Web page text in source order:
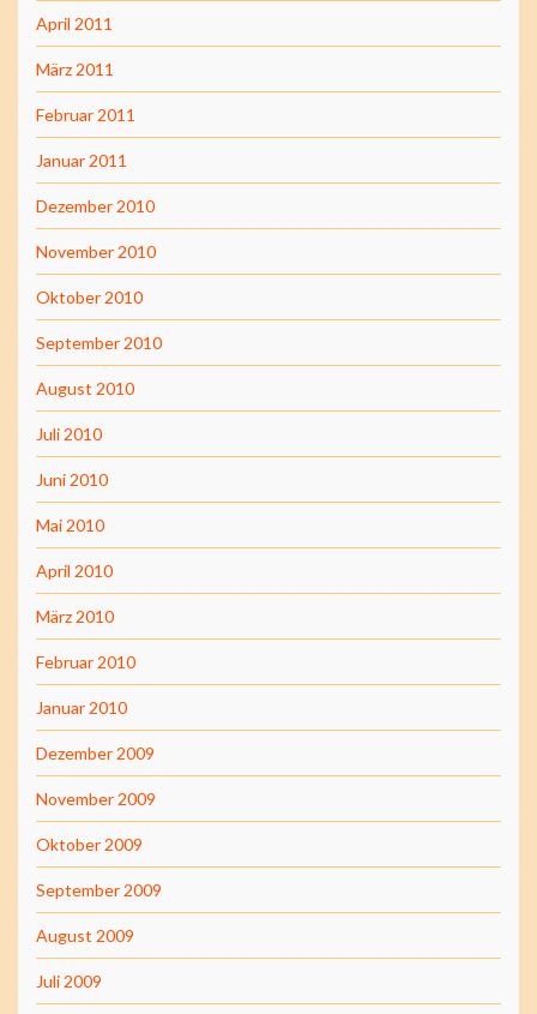
April 2011
März 2011
Februar 2011
Januar 2011
Dezember 2010
November 2010
Oktober 2010
September 2010
August 2010
Juli 2010
Juni 2010
Mai 2010
April 2010
März 2010
Februar 2010
Januar 2010
Dezember 2009
November 2009
Oktober 2009
September 2009
August 2009
Juli 2009